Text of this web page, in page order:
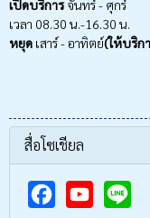
เปิดบริการจันทร์ - ศุกร์
เวลา 08.30 น.-16.30 น.
หยุด เสาร์ - อาทิตย์(ให้บริก
สื่อโซเชียล